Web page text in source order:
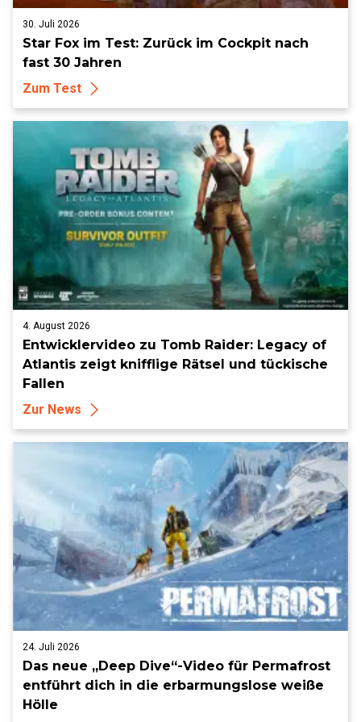
30. Juli 2026
Star Fox im Test: Zurück im Cockpit nach
fast 30 Jahren
Zum Test
4. August 2026
Entwicklervideo zu Tomb Raider: Legacy of
Atlantis zeigt knifflige Rätsel und tückische
Fallen
Zur News
24. Juli 2026
Das neue „Deep Dive“-Video für Permafrost
entführt dich in die erbarmungslose weiße
Hölle